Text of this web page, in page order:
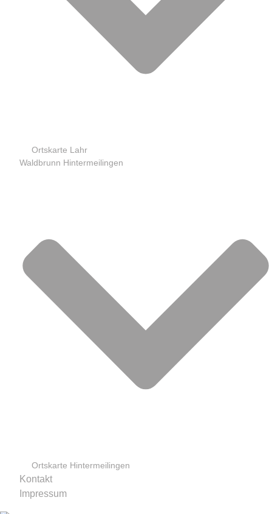
Ortskarte Lahr
Waldbrunn Hintermeilingen
Ortskarte Hintermeilingen
Kontakt
Impressum